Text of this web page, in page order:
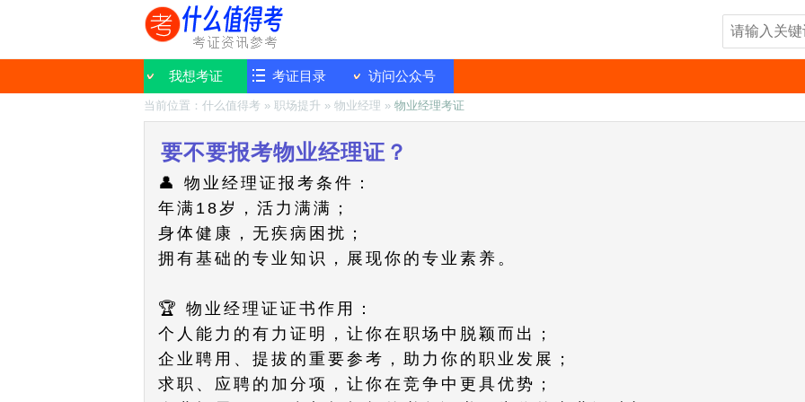
我想考证 考证目录 访问公众号
当前位置： 什么值得考 » 职场提升 » 物业经理 » 物业经理考证
要不要报考物业经理证？
👤 物业经理证报考条件：
年满18岁，活力满满；
身体健康，无疾病困扰；
拥有基础的专业知识，展现你的专业素养。
🏆 物业经理证证书作用：
个人能力的有力证明，让你在职场中脱颖而出；
企业聘用、提拔的重要参考，助力你的职业发展；
求职、应聘的加分项，让你在竞争中更具优势；